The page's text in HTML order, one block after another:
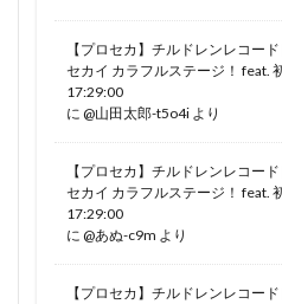
【プロセカ】チルドレンレコー
セカイ カラフルステージ！ feat.
17:29:00
に @山田太郎-t5o4i より
【プロセカ】チルドレンレコー
セカイ カラフルステージ！ feat.
17:29:00
に @あぬ-c9m より
【プロセカ】チルドレンレコー